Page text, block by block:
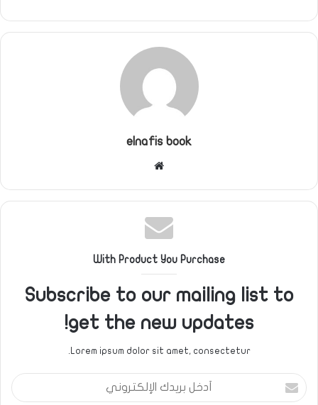
elnafis book
With Product You Purchase
Subscribe to our mailing list to
get the new updates!
Lorem ipsum dolor sit amet, consectetur.
أدخل
بريدك